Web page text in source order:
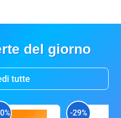
del giorno
tutte
-29%